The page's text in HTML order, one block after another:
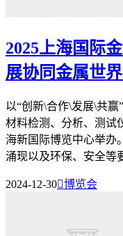
2025上海国际
展协同金属世
以“创新\合作\发展\共赢
材料检测、分析、测试
海新国际博览中心举办
涌现以及环保、安全等
2024-12-30博览会